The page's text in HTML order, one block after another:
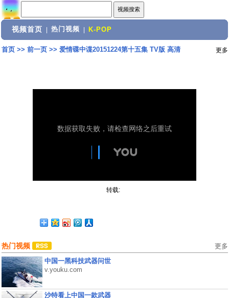
视频首页 热门视频 K-POP
首页>> 前一页>> 爱情碟中谍20151224第十五集 TV版 高清 更多
转载:
热门视频 更多
中国一黑科技武器问世
v.youku.com
沙特看上中国一款武器